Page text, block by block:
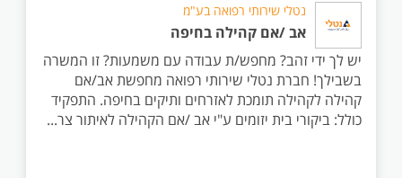
נטלי שירותי רפואה בע"מ
אב /אם קהילה בחיפה
יש לך ידי זהב? מחפש/ת עבודה עם משמעות? זו המשרה
בשבילך! חברת נטלי שירותי רפואה מחפשת אב/אם
קהילה לקהילה תומכת לאזרחים ותיקים בחיפה. התפקיד
כולל: ביקורי בית יזומים ע"י אב /אם הקהילה לאיתור צר...